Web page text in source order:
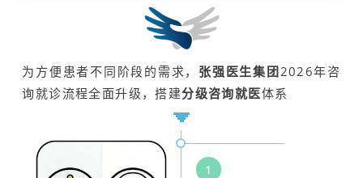
为方便患者不同阶段的需求， 张强医生集团2026年咨
询就诊流程全面升级，搭建分级咨询就医体系
1